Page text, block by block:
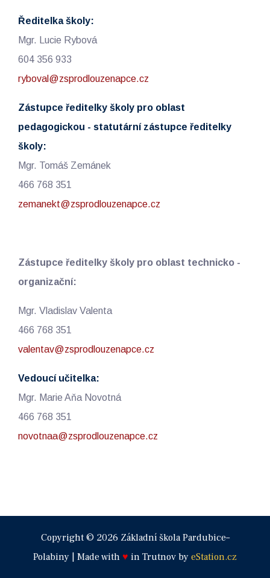
Ředitelka školy:
Mgr. Lucie Rybová
604 356 933
ryboval@zsprodlouzenapce.cz
Zástupce ředitelky školy pro oblast
pedagogickou - statutární zástupce ředitelky
školy:
Mgr. Tomáš Zemánek
466 768 351
zemanekt@zsprodlouzenapce.cz
Zástupce ředitelky školy pro oblast technicko -
organizační:
Mgr. Vladislav Valenta
466 768 351
valentav@zsprodlouzenapce.cz
Vedoucí učitelka:
Mgr. Marie Aňa Novotná
466 768 351
novotnaa@zsprodlouzenapce.cz
Copyright © 2026 Základní škola Pardubice–
Polabiny | Made with ♥ in Trutnov by eStation.cz